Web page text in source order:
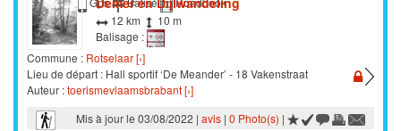
12 km
10 m
Balisage :
Commune : Rotselaar [›]
Lieu de départ : Hall sportif ‘De Meander’ - 18 Vakenstraat
Auteur :toerismevlaamsbrabant [›]
Mis à jour le 03/08/2022 | avis| 0 Photo(s) |